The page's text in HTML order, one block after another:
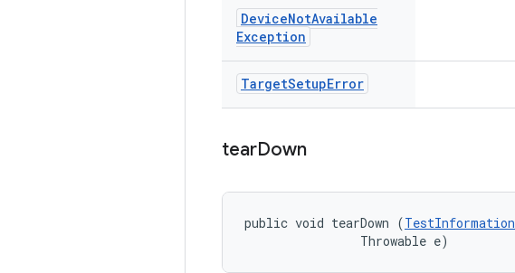
DeviceNotAvailable
Exception
TargetSetupError
tearDown
public void tearDown (TestInformation
                Throwable e)